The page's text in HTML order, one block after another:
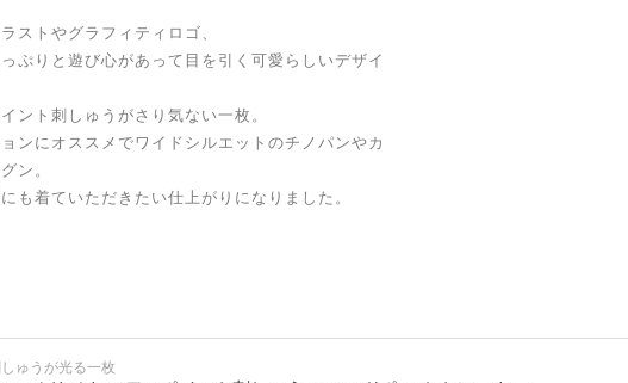
ストやグラフィティロゴ、
ぷりと遊び心があって目を引く可愛らしいデザイ
ント刺しゅうがさり気ない一枚。
ンにオススメでワイドシルエットのチノパンやカ
ン。
も着ていただきたい仕上がりになりました。
ゅうが光る一枚